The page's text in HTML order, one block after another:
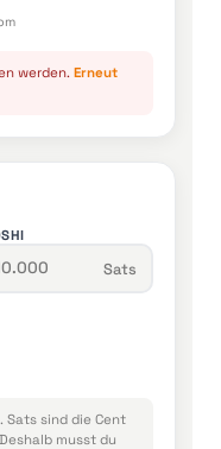
werden. Erneut
Sats
Sats sind die Cent
musst du